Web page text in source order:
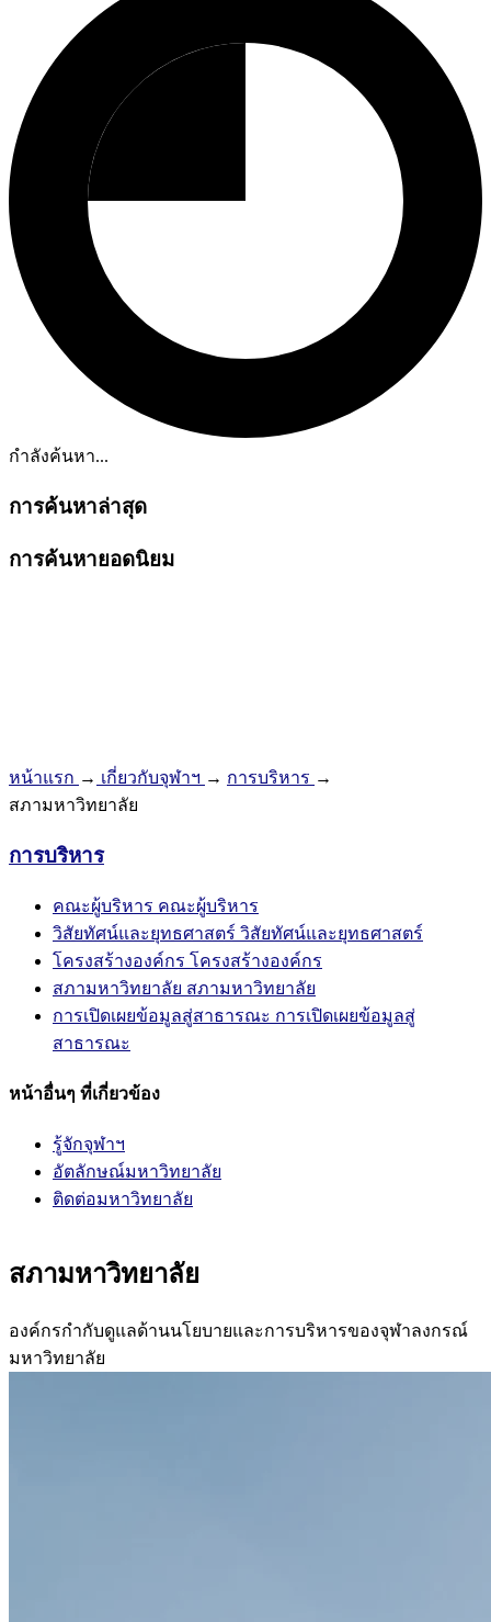
กำลังค้นหา...
การค้นหาล่าสุด
การค้นหายอดนิยม
หน้าแรก → เกี่ยวกับจุฬาฯ → การบริหาร →
สภามหาวิทยาลัย
การบริหาร
คณะผู้บริหาร คณะผู้บริหาร
วิสัยทัศน์และยุทธศาสตร์ วิสัยทัศน์และยุทธศาสตร์
โครงสร้างองค์กร โครงสร้างองค์กร
สภามหาวิทยาลัย สภามหาวิทยาลัย
การเปิดเผยข้อมูลสู่สาธารณะ การเปิดเผยข้อมูลสู่
สาธารณะ
หน้าอื่นๆ ที่เกี่ยวข้อง
รู้จักจุฬาฯ
อัตลักษณ์มหาวิทยาลัย
ติดต่อมหาวิทยาลัย
สภามหาวิทยาลัย
องค์กรกำกับดูแลด้านนโยบายและการบริหารของจุฬาลงกรณ์
มหาวิทยาลัย